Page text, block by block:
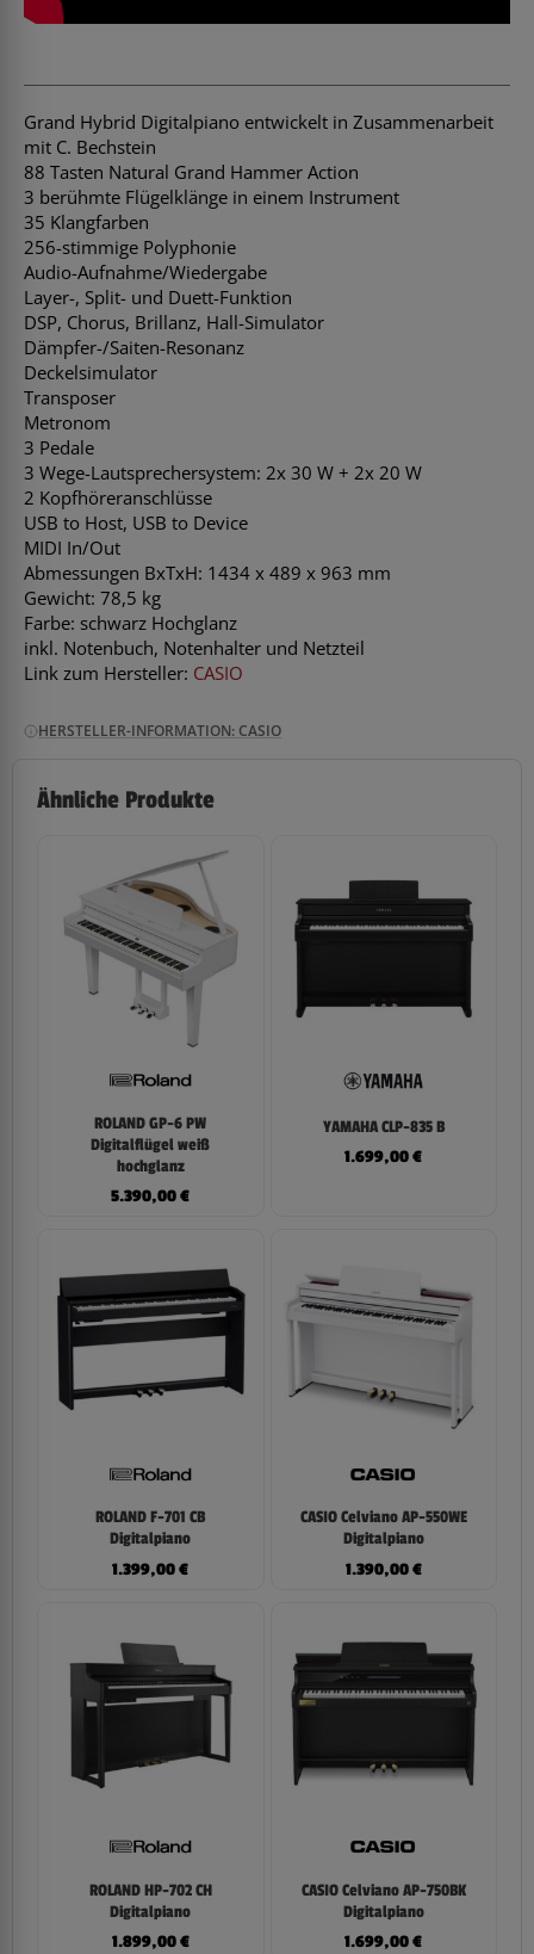
Grand Hybrid Digitalpiano entwickelt in Zusammenarbeit
mit C. Bechstein
88 Tasten Natural Grand Hammer Action
3 berühmte Flügelklänge in einem Instrument
35 Klangfarben
256-stimmige Polyphonie
Audio-Aufnahme/Wiedergabe
Layer-, Split- und Duett-Funktion
DSP, Chorus, Brillanz, Hall-Simulator
Dämpfer-/Saiten-Resonanz
Deckelsimulator
Transposer
Metronom
3 Pedale
3 Wege-Lautsprechersystem: 2x 30 W + 2x 20 W
2 Kopfhöreranschlüsse
USB to Host, USB to Device
MIDI In/Out
Abmessungen BxTxH: 1434 x 489 x 963 mm
Gewicht: 78,5 kg
Farbe: schwarz Hochglanz
inkl. Notenbuch, Notenhalter und Netzteil
Link zum Hersteller: CASIO
HERSTELLER-INFORMATION: CASIO
Ähnliche Produkte
ROLAND GP-6 PW
Digitalflügel weiß
hochglanz
5.390,00€
YAMAHA CLP-835 B
1.699,00€
ROLAND F-701 CB
Digitalpiano
1.399,00€
CASIO Celviano AP-550WE
Digitalpiano
1.390,00€
ROLAND HP-702 CH
Digitalpiano
1.899,00€
CASIO Celviano AP-750BK
Digitalpiano
1.699,00€